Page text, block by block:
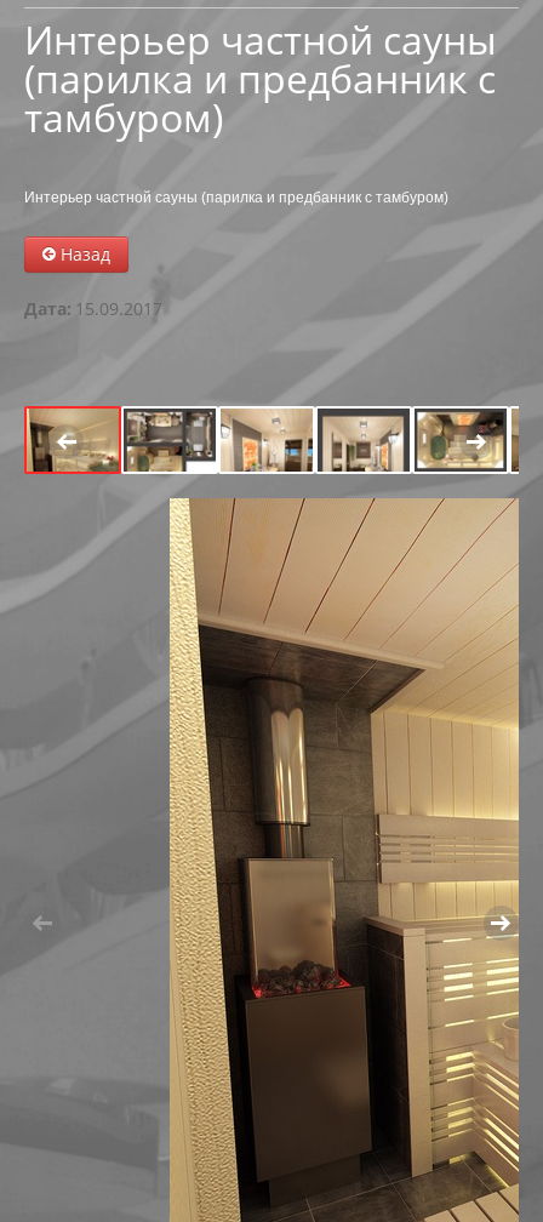
ОБО МНЕ
ПОРТФОЛИО
ОБЩЕСТВЕННЫЕ ЗДАНИЯ
АВТОКЕМПИНГ НА 199-200 КМ АВТОДОРОГИ
МНОГОФУНКЦИОНАЛЬНЫЙ ЦЕНТР В ПРИБРЕЖНОЙ
РЕКОНСТРУКЦИЯ МАГАЗИНА ПО УЛ. СЕВЕРНАЯ, 82А
РЕКОНСТРУКЦИЯ НЕЗАВЕРШЕННОГО
РЕКОНСТРУКЦИЯ НЕЗАВЕРШЕННОГО ОБЪЕКТА
РЕКОНСТРУКЦИЯ ЧАСТИ ЗДАНИЯ-СКЛАДА ПО УЛ.
ТОРГОВЫЙ ЦЕНТР ЯБЛОНЯ ПО УЛ.СЕВЕРНАЯ
МАГАЗИН ОБУВИ В ИЗЛУЧИНСКЕ
МНОГОУРОВНЕВЫЙ ПАРКИНГ
ОБЩЕСТВЕННЫЙ ЦЕНТР ПО УЛ.
РЕКОНСТРУКЦИЯ АПТЕКИ В БИЗНЕСИНКУБАТОР
РЕКОНСТРУКЦИЯ МАГАЗИНА "ВСЕ ДЛЯ ДОМА" ПО
РЕКОНСТРУКЦИЯ МАГАЗИНА ПО УЛ. СЕВЕРНАЯ,
РЕКОНСТРУКЦИЯ МАГАЗИНА "ЛИЛИЯ" ПОД
РЕКОНСТРУКЦИЯ НЕЗАВЕРШЕННОГО ОБЪЕКТА
ТОРГОВЫЙ ЦЕНТР "ДОМАШНИЙ" В СТАРОМ
МНОГОФУНКЦИОНАЛЬНЫЕ КОМПЛЕКСЫ
Интерьер частной сауны
(парилка и предбанник с
тамбуром)
Интерьер частной сауны (парилка и предбанник с тамбуром)
Назад
Дата: 15.09.2017